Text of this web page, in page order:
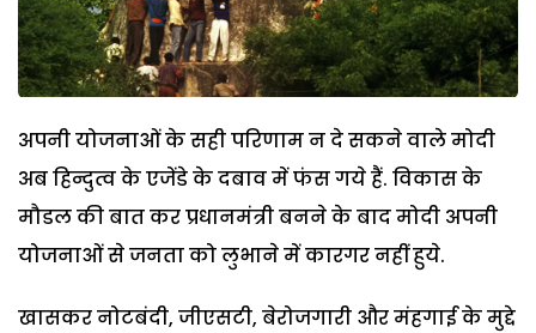
अपनी योजनाओं के सही परिणाम न दे सकने वाले मोदी
अब हिन्दुत्व के एजेंडे के दबाव में फंस गये हैं. विकास के
मौडल की बात कर प्रधानमंत्री बनने के बाद मोदी अपनी
योजनाओं से जनता को लुभाने में कारगर नहीं हुये.
खासकर नोटबंदी, जीएसटी, बेरोजगारी और मंहगाई के मुद्दे